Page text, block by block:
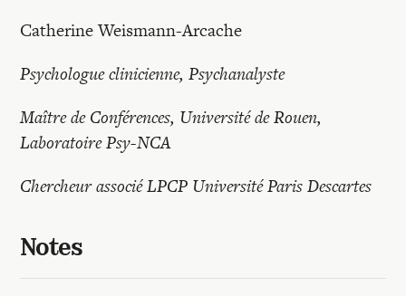
Catherine Weismann-Arcache
Psychologue clinicienne, Psychanalyste
Maître de Conférences, Université de Rouen,
Laboratoire Psy-NCA
Chercheur associé LPCP Université Paris Descartes
Notes